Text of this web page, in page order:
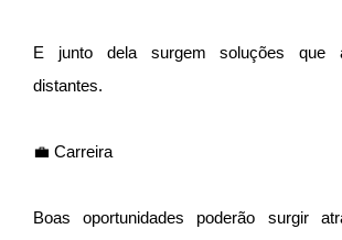
E junto dela surgem soluções que
distantes.
💼 Carreira
Boas oportunidades poderão surgir